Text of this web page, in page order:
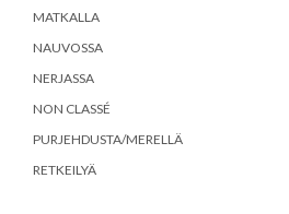
MATKALLA
NAUVOSSA
NERJASSA
NON CLASSÉ
PURJEHDUSTA/MERELLÄ
RETKEILYÄ